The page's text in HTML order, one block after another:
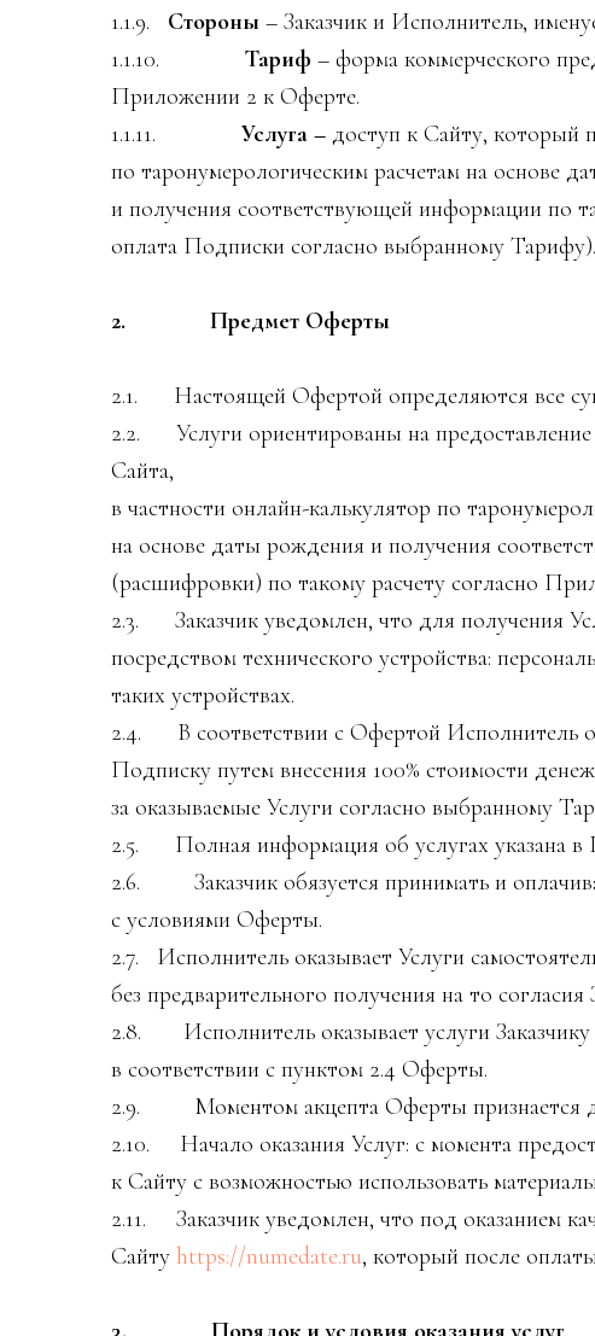
1.1.9. Стороны – Заказчик и Исполнитель,
1.1.10. Тариф – форма коммерческого
Приложении 2 к Оферте.
1.1.11. Услуга – доступ к Сайту, который
по таронумерологическим расчетам на основе
и получения соответствующей информации по
оплата Подписки согласно выбранному Тарифу).
2. Предмет Оферты
2.1. Настоящей Офертой определяются все
2.2. Услуги ориентированы на предоставление
Сайта,
в частности онлайн-калькулятор по
на основе даты рождения и получения
(расшифровки) по такому расчету согласно
2.3. Заказчик уведомлен, что для получения
посредством технического устройства:
таких устройствах.
2.4. В соответствии с Офертой Исполнитель
Подписку путем внесения 100% стоимости
за оказываемые Услуги согласно выбранному
2.5. Полная информация об услугах указана
2.6. Заказчик обязуется принимать и
с условиями Оферты.
2.7. Исполнитель оказывает Услуги
без предварительного получения на то согласия
2.8. Исполнитель оказывает услуги Заказчику
в соответствии с пунктом 2.4 Оферты.
2.9. Моментом акцепта Оферты признается
2.10. Начало оказания Услуг: с момента
к Сайту с возможностью использовать
2.11. Заказчик уведомлен, что под оказанием
Сайту https://numedate.ru, который после